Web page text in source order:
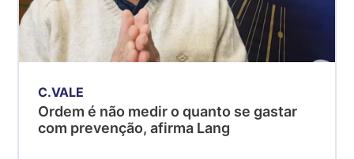
C.VALE
Ordem é não medir o quanto se gastar
com prevenção, afirma Lang